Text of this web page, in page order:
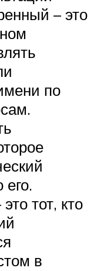
– это
по
его.
тот, кто
в